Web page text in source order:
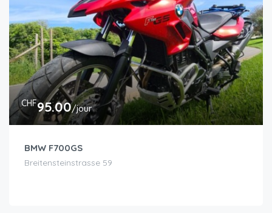
CHF95.00/jour
BMW F700GS
Breitensteinstrasse 59